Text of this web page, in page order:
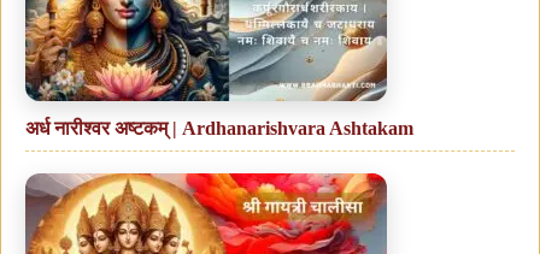
अर्ध नारीश्वर अष्टकम् | Ardhanarishvara Ashtakam